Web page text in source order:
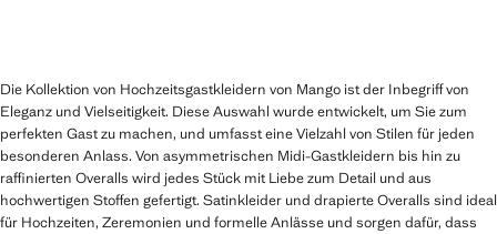
Die Kollektion von Hochzeitsgastkleidern von Mango ist der Inbegriff von
Eleganz und Vielseitigkeit. Diese Auswahl wurde entwickelt, um Sie zum
perfekten Gast zu machen, und umfasst eine Vielzahl von Stilen für jeden
besonderen Anlass. Von asymmetrischen Midi-Gastkleidern bis hin zu
raffinierten Overalls wird jedes Stück mit Liebe zum Detail und aus
hochwertigen Stoffen gefertigt. Satinkleider und drapierte Overalls sind ideal
für Hochzeiten, Zeremonien und formelle Anlässe und sorgen dafür, dass